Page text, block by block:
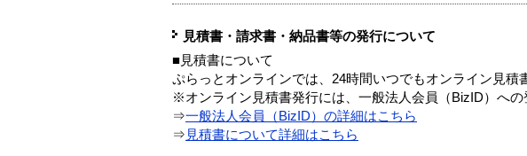
見積書・請求書・納品書等の発行について
■見積書について
ぷらっとオンラインでは、24時間いつでもオンライン見積
※オンライン見積書発行には、一般法人会員（BizID）への
⇒一般法人会員（BizID）の詳細はこちら
⇒ 見積書について詳細はこちら